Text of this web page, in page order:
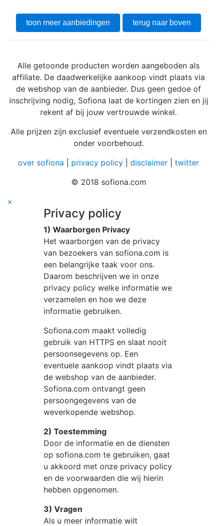
toon meer aanbiedingen terug naar boven
Alle getoonde producten worden aangeboden als
affiliate. De daadwerkelijke aankoop vindt plaats via
de webshop van de aanbieder. Dus geen gedoe of
inschrijving nodig, Sofiona laat de kortingen zien en jij
rekent af bij jouw vertrouwde winkel.
Alle prijzen zijn exclusief eventuele verzendkosten en
onder voorbehoud.
over sofiona
privacy policy disclaimer
twitter
© 2018 sofiona.com
×
Privacy policy
1) Waarborgen Privacy
Het waarborgen van de privacy
van bezoekers van sofiona.com is
een belangrijke taak voor ons.
Daarom beschrijven we in onze
privacy policy welke informatie we
verzamelen en hoe we deze
informatie gebruiken.
Sofiona.com maakt volledig
gebruik van HTTPS en slaat nooit
persoonsegevens op. Een
eventuele aankoop vindt plaats via
de webshop van de aanbieder.
Sofiona.com ontvangt geen
persoongegevens van de
weverkopende webshop.
2) Toestemming
Door de informatie en de diensten
op sofiona.com te gebruiken, gaat
u akkoord met onze privacy policy
en de voorwaarden die wij hierin
hebben opgenomen.
3) Vragen
Als u meer informatie wilt